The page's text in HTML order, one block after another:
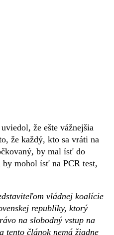
že ešte vážnejšia
že každý, kto sa vráti na
by mal ísť do
mohol ísť na PCR test,
vládnej koalície
republiky, ktorý
na slobodný vstup na
tento článok nemá žiadne